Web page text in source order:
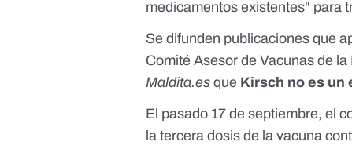
medicamentos existentes" para
Se difunden publicaciones que
Comité Asesor de Vacunas de
Maldita.es que Kirsch no es un
El pasado 17 de septiembre, el
la tercera dosis de la vacuna